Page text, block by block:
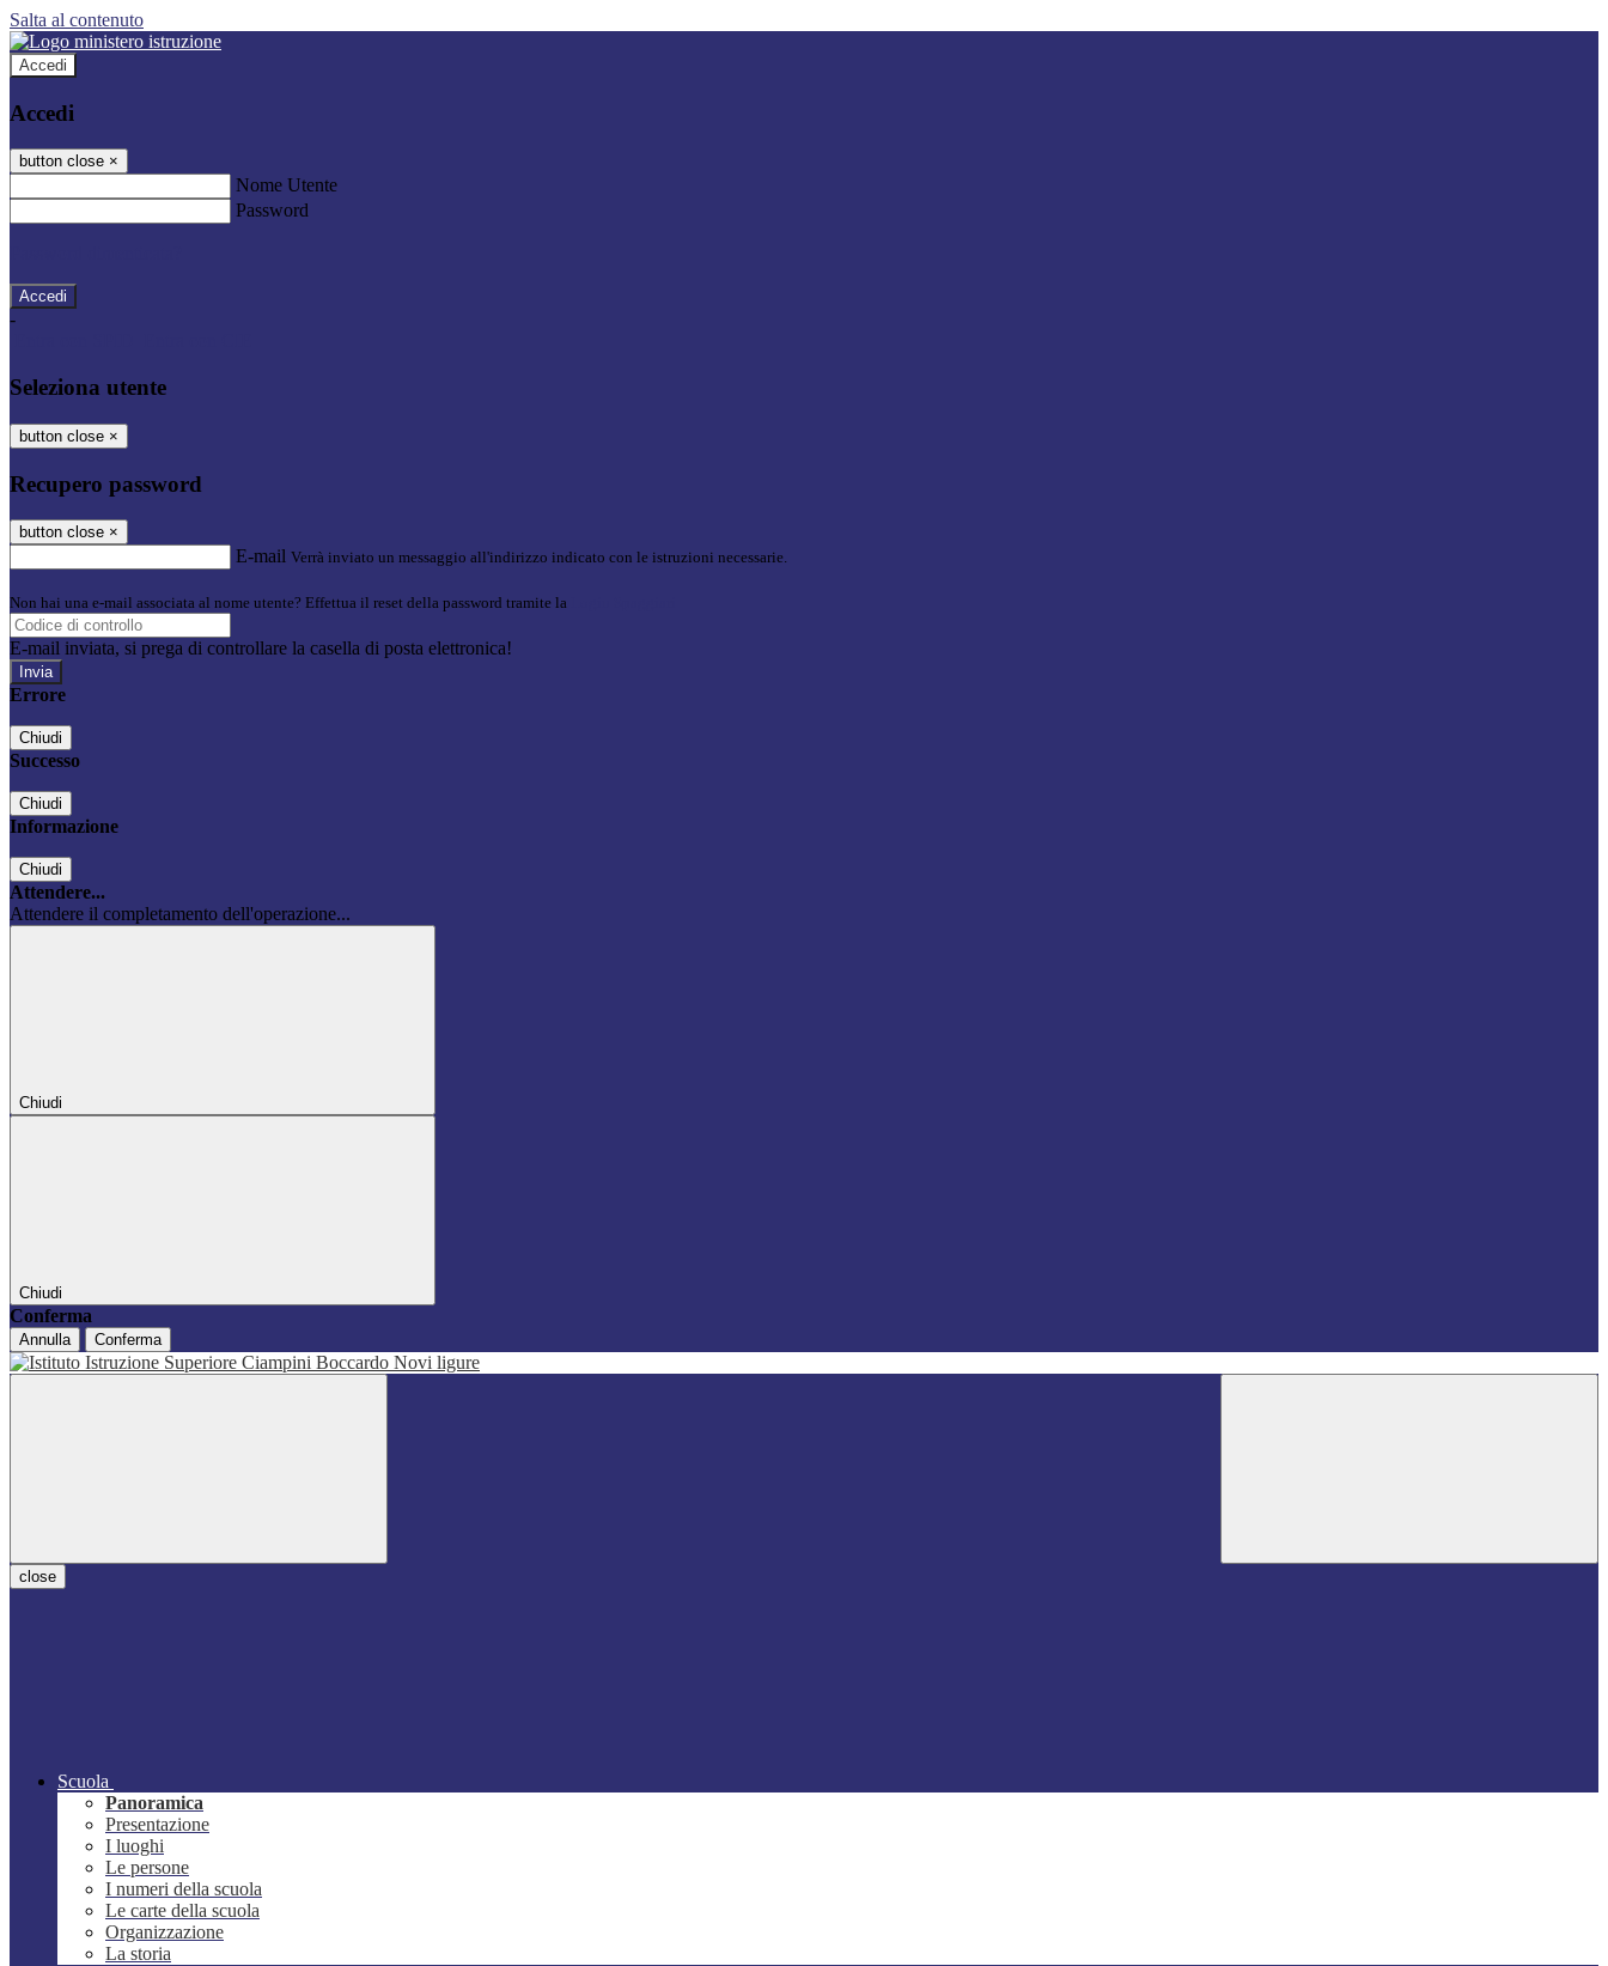
Salta al contenuto
Accedi
Accedi
button close ×
Nome Utente
Password
-
Seleziona utente
button close ×
Recupero password
button close ×
E-mail Verrà inviato un messaggio all'indirizzo indicato con le istruzioni necessarie.
Non hai una e-mail associata al nome utente? Effettua il reset della password tramite la
E-mail inviata, si prega di controllare la casella di posta elettronica!
Errore
Chiudi
Successo
Chiudi
Informazione
Chiudi
Attendere...
Attendere il completamento dell'operazione...
Chiudi
Chiudi
Conferma
Annulla Conferma
close
Scuola
Panoramica
Presentazione
I luoghi
Le persone
I numeri della scuola
Le carte della scuola
Organizzazione
La storia